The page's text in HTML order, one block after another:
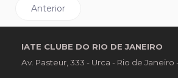
Artigo anterior: Acessibilidade e
Anterior
IATE CLUBE DO RIO DE JANEIRO
Av. Pasteur, 333 - Urca - Rio de Janeiro